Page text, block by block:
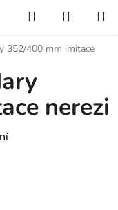
Hledat
KOŠÍK
352/400 mm imitace
nerezi